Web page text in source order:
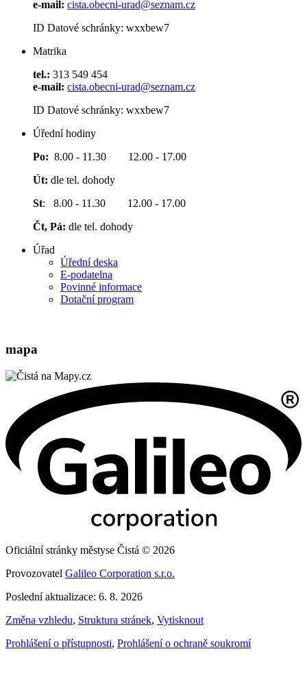
e-mail: cista.obecni-urad@seznam.cz
ID Datové schránky: wxxbew7
Matrika
tel.: 313 549 454
e-mail: cista.obecni-urad@seznam.cz
ID Datové schránky: wxxbew7
Úřední hodiny
Po: 8.00 - 11.30 12.00 - 17.00
Út: dle tel. dohody
St: 8.00 - 11.30 12.00 - 17.00
Čt, Pá: dle tel. dohody
Úřad
Úřední deska
E-podatelna
Povinné informace
Dotační program
mapa
Oficiální stránky městyse Čistá © 2026
Provozovatel Galileo Corporation s.r.o.
Poslední aktualizace: 6. 8. 2026
Změna vzhledu, Struktura stránek, Vytisknout
Prohlášení o přístupnosti, Prohlášení o ochraně soukromí